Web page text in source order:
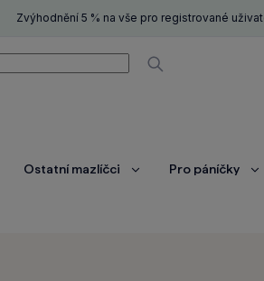
Zvýhodnění 5 % na vše pro registrované
Vyhledávat
Ostatní mazlíčci
ZobrazitPro páníčky